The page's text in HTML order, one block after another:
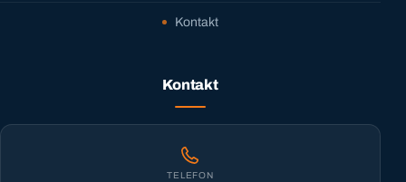
Kontakt
Kontakt
TELEFON